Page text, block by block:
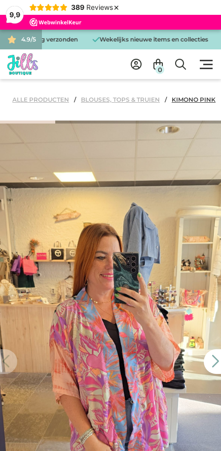
9,9
389 Reviews ×
4.9/5
dag verzonden Wekelijks nieuwe items en collecties
0
ALLE PRODUCTEN BLOUSES, TOPS & TRUIEN KIMONO PINK